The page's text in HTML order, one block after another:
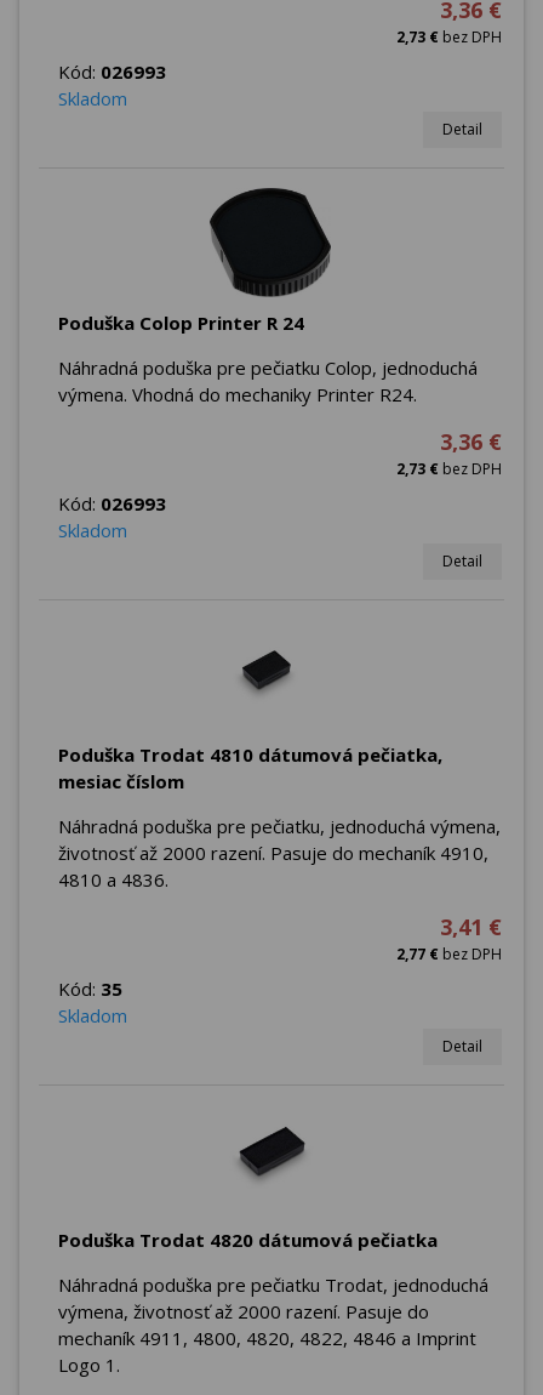
3,36 €
2,73 € bez DPH
Kód: 026993
Skladom
Detail
Poduška Colop Printer R 24
Náhradná poduška pre pečiatku Colop, jednoduchá
výmena. Vhodná do mechaniky Printer R24.
3,36 €
2,73 € bez DPH
Kód: 026993
Skladom
Detail
Poduška Trodat 4810 dátumová pečiatka,
mesiac číslom
Náhradná poduška pre pečiatku, jednoduchá výmena,
životnosť až 2000 razení. Pasuje do mechaník 4910,
4810 a 4836.
3,41 €
2,77 € bez DPH
Kód: 35
Skladom
Detail
Poduška Trodat 4820 dátumová pečiatka
Náhradná poduška pre pečiatku Trodat, jednoduchá
výmena, životnosť až 2000 razení. Pasuje do
mechaník 4911, 4800, 4820, 4822, 4846 a Imprint
Logo 1.